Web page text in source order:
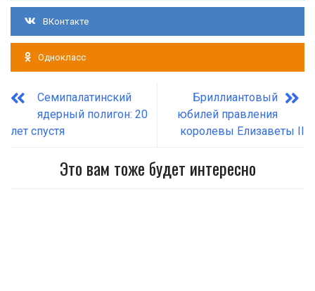
ВКонтакте
Однокласс
Cемипалатинский
ядерный полигон: 20
лет спустя
Бриллиантовый
юбилей правления
королевы Елизаветы II
Это вам тоже будет интересно